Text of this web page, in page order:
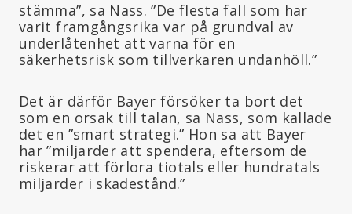
stämma”, sa Nass. ”De flesta fall som har
varit framgångsrika var på grundval av
underlåtenhet att varna för en
säkerhetsrisk som tillverkaren undanhöll.”
Det är därför Bayer försöker ta bort det
som en orsak till talan, sa Nass, som kallade
det en ”smart strategi.” Hon sa att Bayer
har ”miljarder att spendera, eftersom de
riskerar att förlora tiotals eller hundratals
miljarder i skadestånd.”